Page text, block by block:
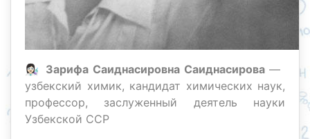
👩🏻‍🔬 Зарифа Саиднасировна Саиднасирова—
узбекский химик, кандидат химических наук,
профессор, заслуженный деятель науки
Узбекской ССР